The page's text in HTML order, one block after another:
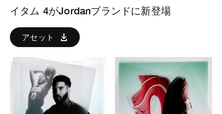
イタム 4がJordanブランドに新登場
アセット